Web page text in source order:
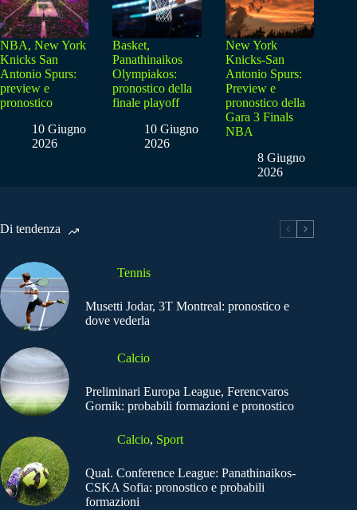
NBA, New York
Knicks San
Antonio Spurs:
preview e
pronostico
10 Giugno
2026
Basket,
Panathinaikos
Olympiakos:
pronostico della
finale playoff
10 Giugno
2026
New York
Knicks-San
Antonio Spurs:
Preview e
pronostico della
Gara 3 Finals
NBA
8 Giugno
2026
Di tendenza
Tennis
Musetti Jodar, 3T Montreal: pronostico e
dove vederla
Calcio
Preliminari Europa League, Ferencvaros
Gornik: probabili formazioni e pronostico
Calcio, Sport
Qual. Conference League: Panathinaikos-
CSKA Sofia: pronostico e probabili
formazioni